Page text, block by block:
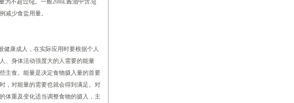
不超过6g。一般20mL酱油中含3g
减少食盐用量。
康成人，在实际应用时要根据个人
、身体活动强度大的人需要的能量
主食。能量是决定食物摄入量的首要
，对能量的需要也就会得到满足。对
体重及变化适当调整食物的摄入，主